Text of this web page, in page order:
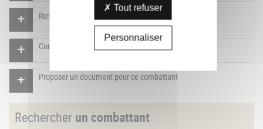
Rendre un hommage pour ce combattant
Compléter la fiche pour ce combattant
Proposer un document pour ce combattant
Rechercher un combattant
Tout refuser
Personnaliser